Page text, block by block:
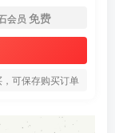
会员 免费
可保存购买订单